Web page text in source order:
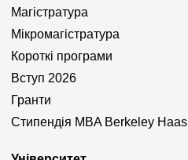
Магістратура
Мікромагістратура
Короткі програми
Вступ 2026
Гранти
Стипендія MBA Berkeley Haas